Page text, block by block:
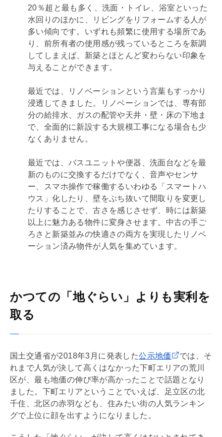
20％超と最も多く、洗面・トイレ、浴室といった
水回りのほかに、リビングを リフォームする人が
多い傾向です。いずれも頻繁に使用する場所であ
り、前所有者の使用感が残っているところを新調
してしまえば、新築とほとんど変わらない印象を
与えることができます。
最近では、 リノベーション という言葉もすっかり
浸透してきました。
リノベーションでは、専有部
分の給排水、ガスの配管や天井・壁・床の下地ま
で、全面的に新設する大規模工事になる場合も少
なくありません。
最近では、バスユニットや便器、洗面台などを最
新のものに交換するだけでなく、音声やセンサ
ー、スマホ操作で稼働するいわゆる「スマートハ
ウス」化したり、壁をぶち抜いて間取りを変更し
たりすることで、古さを感じさせず、時には新築
以上に魅力ある物件に変身させます。中古の手ご
ろさと新築並みの快適さの両方を実現した リノベ
ーション済み物件が人気を集めています。
かつての「地ぐらい」よりも実利を
取る
国土交通省が2018年3月に発表した公示地価
では、そ
れまで人気が決して高くはなかった下町エリアの荒川
区が、最も地価の伸び率が高かったことで話題となり
ました。下町エリアということでいえば、足立区の北
千住、北区の赤羽なども、住みたい街の人気ランキン
グで上位に顔を出すようになりました。